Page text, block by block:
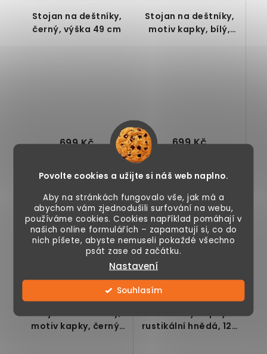
Povolte cookies a užijte si náš web naplno.
Aby na stránkách fungovalo vše, jak má a
abychom vám zjednodušili surfování na webu,
používáme cookies. Cookies například pomáhají v
našich online formulářích – zapamatují si, co do
nich píšete, abyste nemuseli pokaždé všechno
psát zase od začátku.
Nastavení
Souhlasím
Stojan na deštníky,
černý, výška 49 cm
Skladem
699 Kč
Kovový stojan na
deštníky, čtvercový,
povrch odolný proti
korozi, odkapávací...
Stojan na deštníky,
motiv kapky, bílý,
Skladem
699 Kč
Kovový stojan na
deštníky, motiv
kapek, odkapávací
miska, 2 dlouhé
háčky, 2...
Stojan na deštníky,
motiv kapky, černý,
Botník výklopný
rustikální hnědá, 120